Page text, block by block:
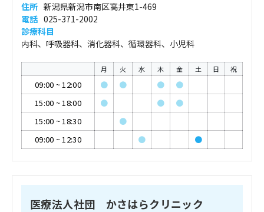
住所 新潟県新潟市南区高井東1-469
電話 025-371-2002
診療科目
内科、呼吸器科、消化器科、循環器科、小児科
月 火 水 木 金 土 日 祝
09:00 ~12:00 ● ● ●
●
15:00 ~18:00 ● ●
●
15:00 ~18:30
●
09:00 ~12:30 ● ●
医療法人社団 かさはらクリニック